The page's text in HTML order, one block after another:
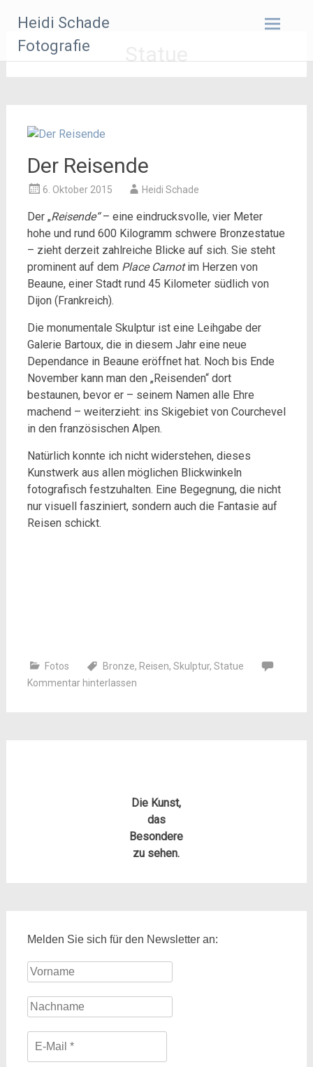
Inhalt
springen
Heidi Schade
Fotografie
Statue
Der Reisende
6. Oktober 2015 Heidi Schade
Der „Reisende“– eine eindrucksvolle, vier Meter
hohe und rund 600 Kilogramm schwere Bronzestatue
– zieht derzeit zahlreiche Blicke auf sich. Sie steht
prominent auf dem Place Carnotim Herzen von
Beaune, einer Stadt rund 45 Kilometer südlich von
Dijon (Frankreich).
Die monumentale Skulptur ist eine Leihgabe der
Galerie Bartoux, die in diesem Jahr eine neue
Dependance in Beaune eröffnet hat. Noch bis Ende
November kann man den „Reisenden“ dort
bestaunen, bevor er – seinem Namen alle Ehre
machend – weiterzieht: ins Skigebiet von Courchevel
in den französischen Alpen.
Natürlich konnte ich nicht widerstehen, dieses
Kunstwerk aus allen möglichen Blickwinkeln
fotografisch festzuhalten. Eine Begegnung, die nicht
nur visuell fasziniert, sondern auch die Fantasie auf
Reisen schickt.
Fotos Bronze, Reisen, Skulptur, Statue
Kommentar hinterlassen
Die Kunst,
das
Besondere
zu sehen.
Melden Sie sich für den Newsletter an: